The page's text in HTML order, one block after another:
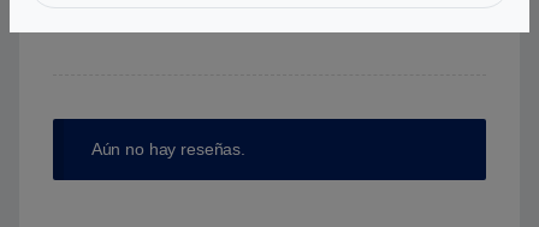
Aún no hay reseñas.